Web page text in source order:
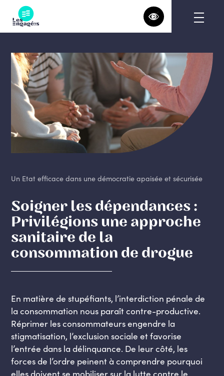
content
Un Etat efficace dans une démocratie apaisée et sécurisée
Soigner les dépendances :
Privilégions une approche
sanitaire de la
consommation de drogue
En matière de stupéfiants, l’interdiction pénale de
la consommation nous paraît contre-productive.
Réprimer les consommateurs engendre la
stigmatisation, l’exclusion sociale et favorise
l’entrée dans la délinquance. De leur côté, les
forces de l’ordre peinent à comprendre pourquoi
elles doivent se mobiliser sur la lutte contre le